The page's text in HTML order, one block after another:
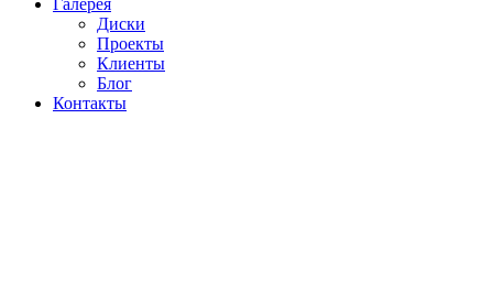
Галерея
Диски
Проекты
Клиенты
Блог
Контакты